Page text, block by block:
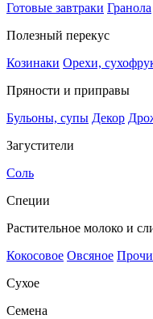
Готовые завтраки Гранола
Полезный перекус
Козинаки Орехи,
Пряности и приправы
Бульоны, супы Декор
Загустители
Соль
Специи
Растительное молоко и
Кокосовое Овсяное
Сухое
Семена